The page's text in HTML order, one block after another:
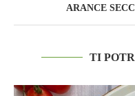
ARANCE
TI